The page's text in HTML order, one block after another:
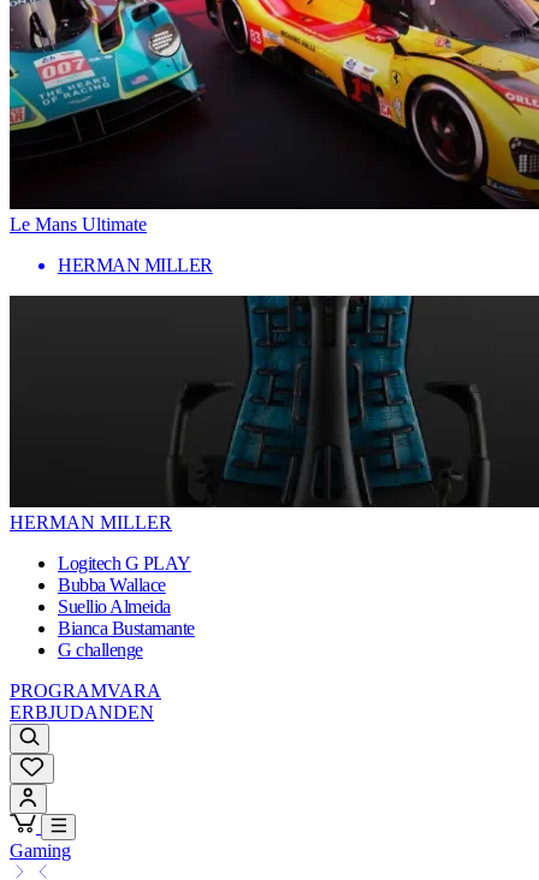
Le Mans Ultimate
HERMAN MILLER
HERMAN MILLER
Logitech G PLAY
Bubba Wallace
Suellio Almeida
Bianca Bustamante
G challenge
PROGRAMVARA
ERBJUDANDEN
Gaming